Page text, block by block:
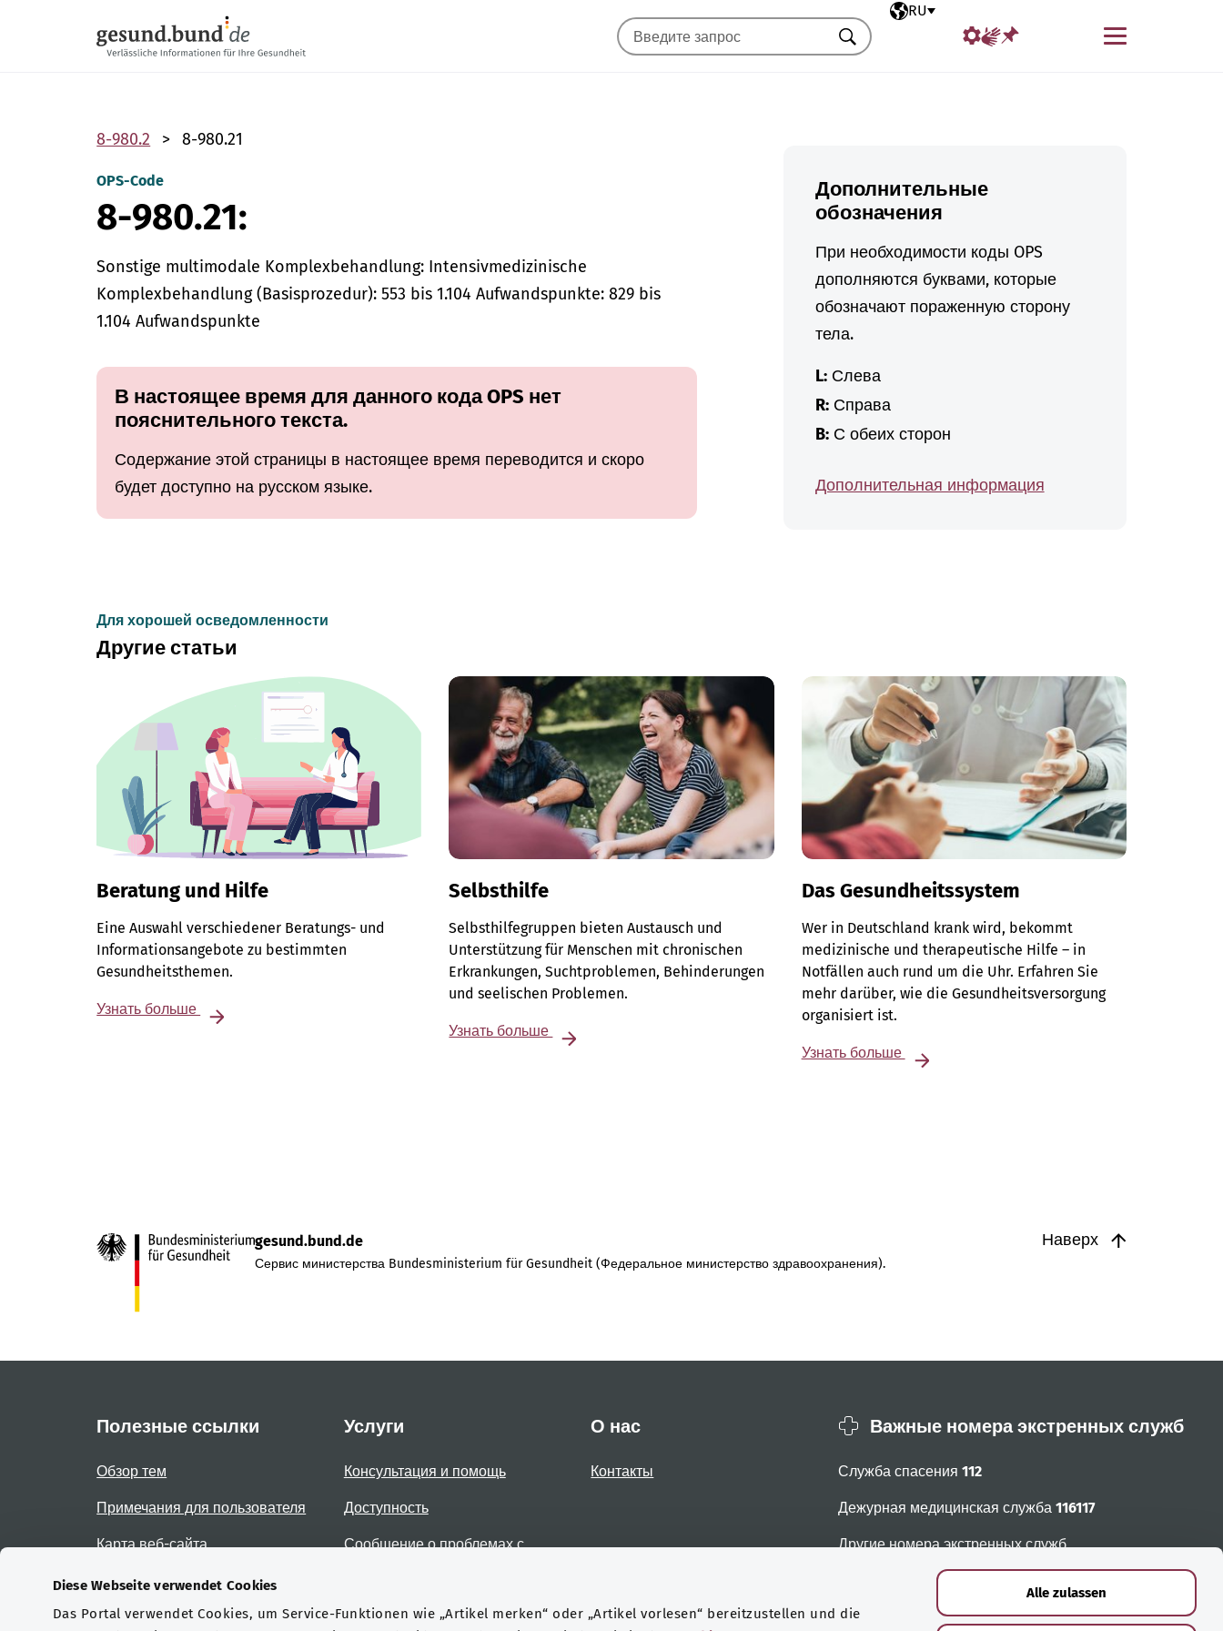
Diese Webseite verwendet Cookies
Das Portal verwendet Cookies, um Service-Funktionen wie „Artikel merken“ oder „Artikel vorlesen“ bereitzustellen und die
Alle zulassen
Выбранный язык
RU
Меню
Искать
8-980.2 8-980.21
OPS-Code
8-980.21:
Sonstige multimodale Komplexbehandlung: Intensivmedizinische
Komplexbehandlung (Basisprozedur): 553 bis 1.104 Aufwandspunkte: 829 bis
1.104 Aufwandspunkte
В настоящее время для данного кода OPS нет
пояснительного текста.
Содержание этой страницы в настоящее время переводится и скоро
будет доступно на русском языке.
Дополнительные
обозначения
При необходимости коды OPS
дополняются буквами, которые
обозначают пораженную сторону
тела.
L:Слева
R:Справа
B:С обеих сторон
Дополнительная информация
Для хорошей осведомленности
Другие статьи
Beratung und Hilfe
Eine Auswahl verschiedener Beratungs- und
Informationsangebote zu bestimmten
Gesundheitsthemen.
Узнать больше
Selbsthilfe
Selbsthilfegruppen bieten Austausch und
Unterstützung für Menschen mit chronischen
Erkrankungen, Suchtproblemen, Behinderungen
und seelischen Problemen.
Узнать больше
Das Gesundheitssystem
Wer in Deutschland krank wird, bekommt
medizinische und therapeutische Hilfe – in
Notfällen auch rund um die Uhr. Erfahren Sie
mehr darüber, wie die Gesundheitsversorgung
organisiert ist.
Узнать больше
Наверх
gesund.bund.de
Сервис министерства Bundesministerium für Gesundheit (Федеральное министерство здравоохранения).
Полезные ссылки
Обзор тем
Примечания для пользователя
Карта веб-сайта
Услуги
Консультация и помощь
Доступность
Сообщение о проблемах с
О нас
Контакты
Важные номера экстренных служб
Служба спасения 112
Дежурная медицинская служба 116117
Другие номера экстренных служб
Сертификаты